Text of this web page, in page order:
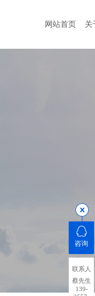
网站首页 关
咨询
联系人
蔡先生
139-